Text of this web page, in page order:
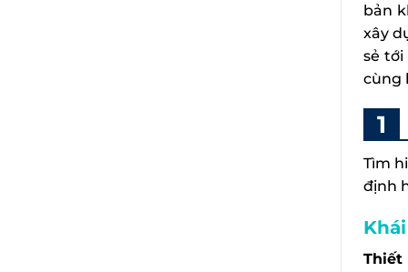
bản
xây
sẻ
cùng
Tìm
định
Thiết